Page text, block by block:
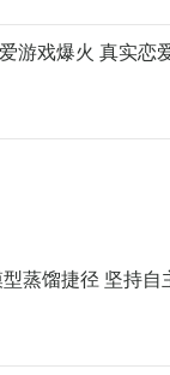
游戏爆火 真实恋
蒸馏捷径 坚持自